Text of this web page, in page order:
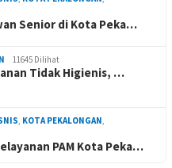
Senior di Kota Peka…
11645 Dilihat
Tidak Higienis, …
KOTA PEKALONGAN
PAM Kota Peka…